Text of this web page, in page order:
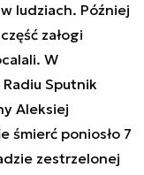
ludziach. Później
załogi
W
Sputnik
Aleksiej
śmierć poniosło 7
zestrzelonej